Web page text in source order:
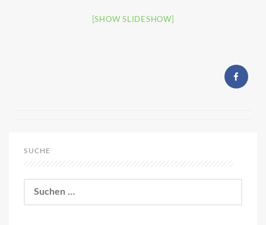
[SHOW SLIDESHOW]
SUCHE
nach: